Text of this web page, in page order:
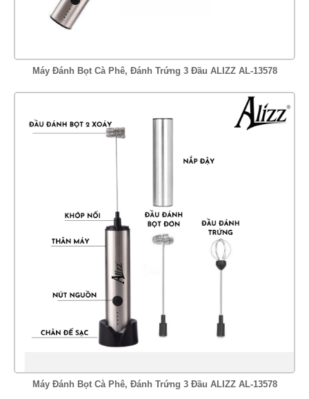
Máy Đánh Bọt Cà Phê, Đánh Trứng 3 Đầu ALIZZ AL-13578
Máy Đánh Bọt Cà Phê, Đánh Trứng 3 Đầu ALIZZ AL-13578